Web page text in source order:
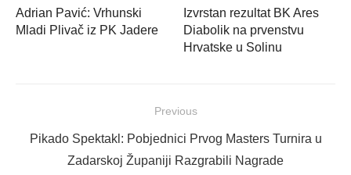
Adrian Pavić: Vrhunski
Mladi Plivač iz PK Jadere
Izvrstan rezultat BK Ares
Diabolik na prvenstvu
Hrvatske u Solinu
objava
Previous
Previous
Pikado Spektakl: Pobjednici Prvog Masters Turnira u
Zadarskoj Županiji Razgrabili Nagrade